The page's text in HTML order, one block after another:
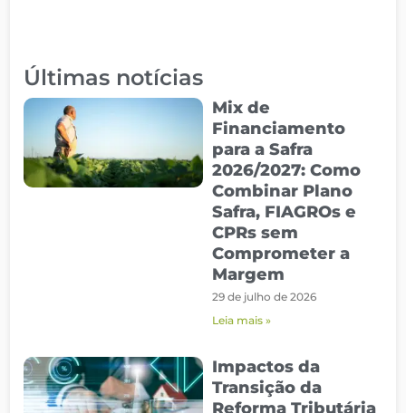
Últimas notícias
Mix de
Financiamento
para a Safra
2026/2027: Como
Combinar Plano
Safra, FIAGROs e
CPRs sem
Comprometer a
Margem
29 de julho de 2026
Leia mais »
Impactos da
Transição da
Reforma Tributária